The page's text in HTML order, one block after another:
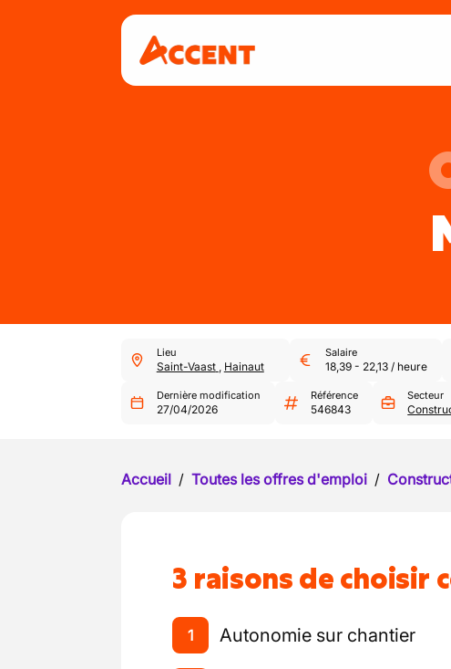
Lieu
Saint-Vaast , Hainaut
Salaire
18,39- 22,13/ heure
Dernière modification
27/04/2026
Référence
546843
Secteur
Accueil / Toutes les offres d'emploi /
3 raisons de choisir
1 Autonomie sur chantier